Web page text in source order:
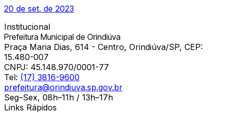
20 de set. de 2023
Institucional
Prefeitura Municipal de Orindiúva
Praça Maria Dias, 614 - Centro, Orindiúva/SP, CEP:
15.480-007
CNPJ: 45.148.970/0001-77
Tel: (17) 3816-9600
prefeitura@orindiuva.sp.gov.br
Seg–Sex, 08h–11h / 13h–17h
Links Rápidos